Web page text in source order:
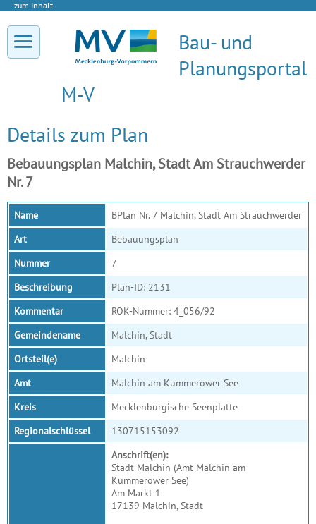
zum Inhalt
Bau- und
Planungsportal
M-V
Details zum Plan
Bebauungsplan Malchin, Stadt Am Strauchwerder
Nr. 7
Name
BPlan Nr. 7 Malchin, Stadt Am Strauchwerder
Art
Bebauungsplan
Nummer
7
Beschreibung
Plan-ID: 2131
Kommentar
ROK-Nummer: 4_056/92
Gemeindename
Malchin, Stadt
Ortsteil(e)
Malchin
Amt
Malchin am Kummerower See
Kreis
Mecklenburgische Seenplatte
Regionalschlüssel
130715153092
Anschrift(en):
Stadt Malchin (Amt Malchin am
Kummerower See)
Am Markt 1
17139 Malchin, Stadt